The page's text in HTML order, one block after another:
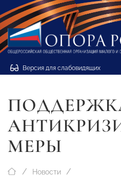
Версия для слабовидящих
МЕРЫ
Новости